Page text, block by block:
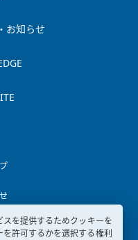
お知らせ
てを提供するためクッキーを
許可するかを選択する権利